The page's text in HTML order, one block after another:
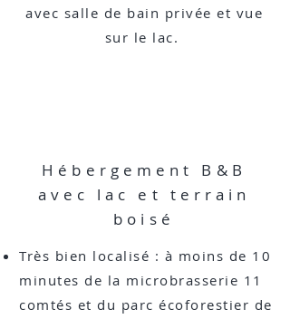
avec salle de bain privée et vue
sur le lac.
Hébergement B&B
avec lac et terrain
boisé
Très bien localisé : à moins de 10
minutes de la microbrasserie 11
comtés et du parc écoforestier de